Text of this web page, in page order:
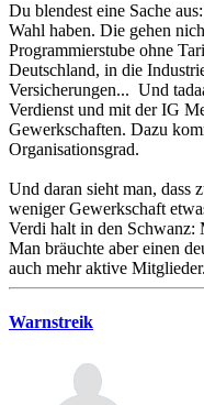
Du blendest eine Sache
Wahl haben. Die gehen
Programmierstube ohne
Deutschland, in die
Versicherungen... Und
Verdienst und mit der IG
Gewerkschaften. Dazu
Organisationsgrad.
Und daran sieht man, dass
weniger Gewerkschaft
Verdi halt in den Schwanz:
Man bräuchte aber einen
auch mehr aktive Mitglieder.
Warnstreik